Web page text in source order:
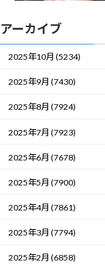
アーカイブ
2025年10月 (5234)
2025年9月 (7430)
2025年8月 (7924)
2025年7月 (7923)
2025年6月 (7678)
2025年5月 (7900)
2025年4月 (7861)
2025年3月 (7794)
2025年2月 (6858)